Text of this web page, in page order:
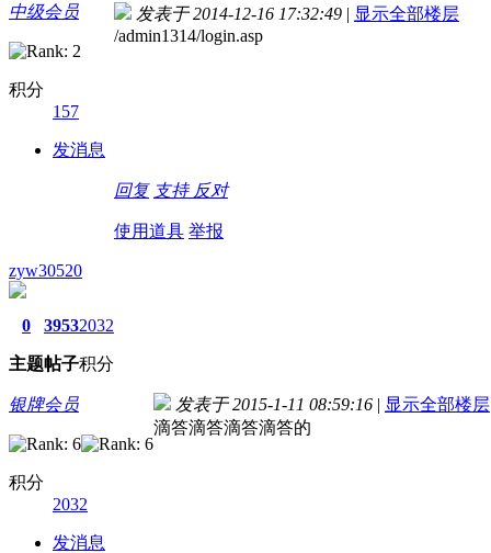
中级会员
积分
157
发消息
发表于 2014-12-16 17:32:49 | 显示全部楼层
/admin1314/login.asp
回复 支持 反对
使用道具 举报
zyw30520
0
主题
3953
帖子
2032
积分
银牌会员
积分
2032
发消息
发表于 2015-1-11 08:59:16 | 显示全部楼层
滴答滴答滴答滴答的